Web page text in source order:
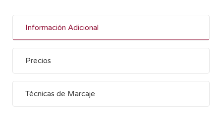
Información Adicional
Precios
Técnicas de Marcaje